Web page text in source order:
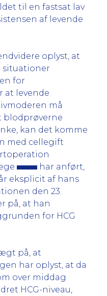
til en fastsat lav
af levende
oplyst, at
situationer
for
at levende
må
blodprøverne
kan det komme
med cellegift
har anført,
eksplicit af hans
den 23.
på, at han
for HCG
på, at
har oplyst, at da
over middag
HCG-niveau,